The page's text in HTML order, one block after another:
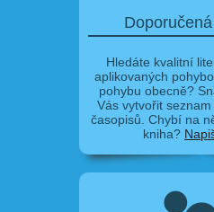
Hledáte kvalitní
aplikovaných
pohybu obecně?
Vás vytvořit
časopisů. Chybí na
kniha?